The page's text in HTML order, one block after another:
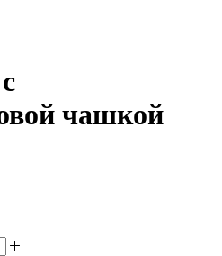
чашкой